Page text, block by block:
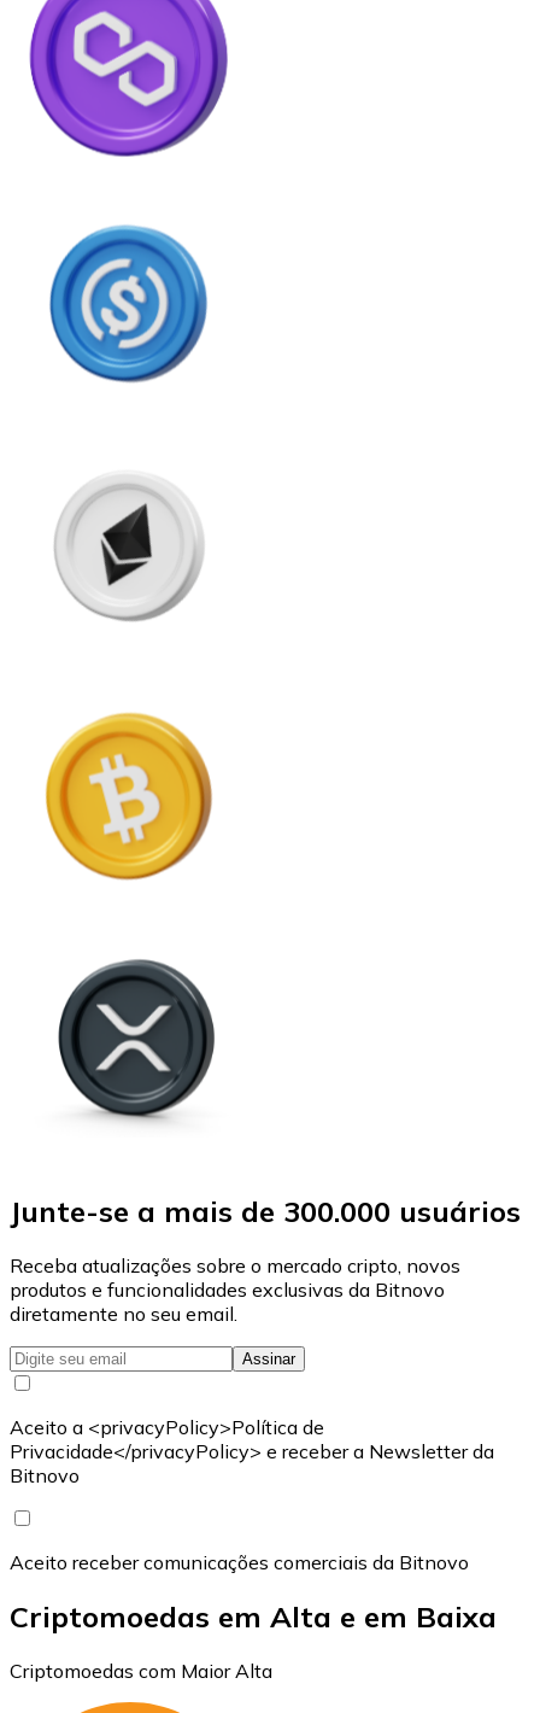
Junte-se a mais de 300.000 usuários
Receba atualizações sobre o mercado cripto, novos
produtos e funcionalidades exclusivas da Bitnovo
diretamente no seu email.
Assinar
Aceito a <privacyPolicy>Política de
Privacidade</privacyPolicy> e receber a Newsletter da
Bitnovo
Aceito receber comunicações comerciais da Bitnovo
Criptomoedas em Alta e em Baixa
Criptomoedas com Maior Alta